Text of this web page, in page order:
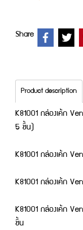
Share
Product description
K81001 กล่องเค้ก
5 ชิ้น)
K81001 กล่องเค้ก
K81001 กล่องเค้ก
K81001 กล่องเค้ก
ชิ้น